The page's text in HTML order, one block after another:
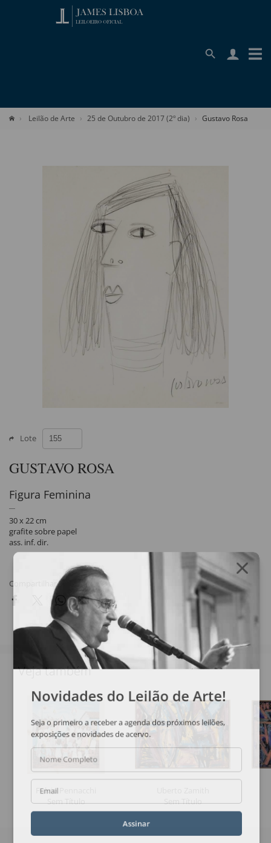
Leilão de Arte 25 de Outubro de 2017 (2º dia) Gustavo Rosa
Lote
GUSTAVO ROSA
Figura Feminina
30 x 22 cm
grafite sobre papel
ass. inf. dir.
Compartilhar
Veja também
Fulvio Pennacchi
Sem Título
Sem Título
Novidades do Leilão de Arte!
Seja o primeiro a receber a agenda dos próximos leilões,
exposições e novidades de acervo.
Nome Completo
Email
Assinar